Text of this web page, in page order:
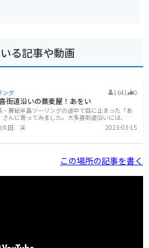
る記事や動画
ング 1641 0
街道沿いの蕎麦屋！あをい
・房総半島ツーリングの途中で目に止まった「あ
さんに寄ってみました。大多喜街道沿いには、蕎
んがちらほら出ています。「お昼は蕎麦でもいい
」などと考えながらのんびり走っていたら、「道
どん」の看板を発見！店舗の前に、車7台分の駐車
じました。これは期待できるかも・・？店内に入
窓際に個別席・真ん中に相席用のテーブルが配置
久田 渓 2023-03-15
この場所の記事を書く